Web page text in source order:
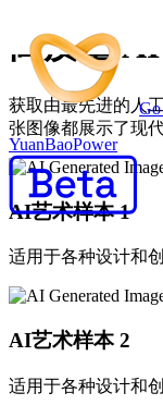
YuanBaoPower
Go
高质量
获取由最先进的人
张图像都展示了现
AI艺术样本 1
适用于各种设计和
AI艺术样本 2
适用于各种设计和